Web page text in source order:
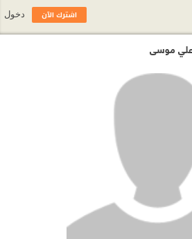
موسى
اشترك الآن دخول